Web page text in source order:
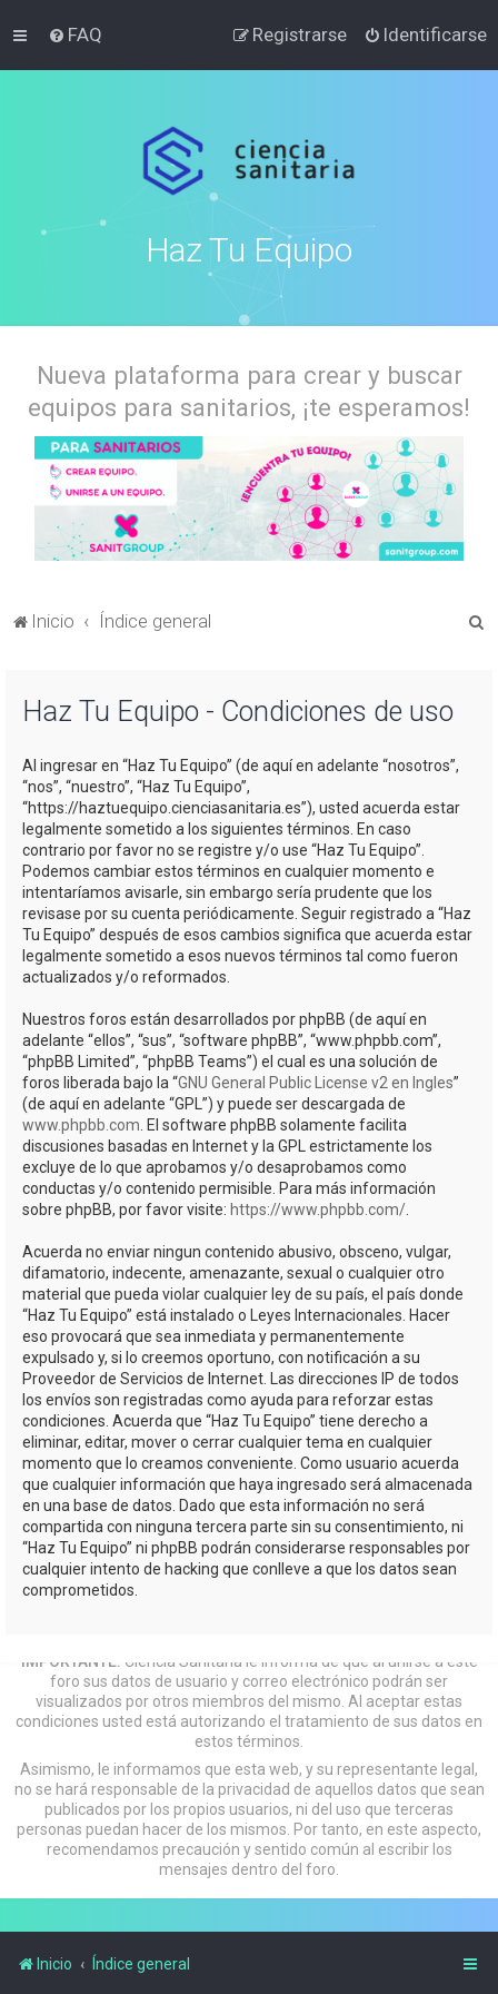
FAQ Identificarse
Registrarse
Haz Tu Equipo
Nueva plataforma para crear y buscar
equipos para sanitarios, ¡te esperamos!
Inicio Índice general
Haz Tu Equipo - Condiciones de uso
Al ingresar en “Haz Tu Equipo” (de aquí en adelante “nosotros”,
“nos”, “nuestro”, “Haz Tu Equipo”,
“https://haztuequipo.cienciasanitaria.es”), usted acuerda estar
legalmente sometido a los siguientes términos. En caso
contrario por favor no se registre y/o use “Haz Tu Equipo”.
Podemos cambiar estos términos en cualquier momento e
intentaríamos avisarle, sin embargo sería prudente que los
revisase por su cuenta periódicamente. Seguir registrado a “Haz
Tu Equipo” después de esos cambios significa que acuerda estar
legalmente sometido a esos nuevos términos tal como fueron
actualizados y/o reformados.
Nuestros foros están desarrollados por phpBB (de aquí en
adelante “ellos”, “sus”, “software phpBB”, “www.phpbb.com”,
“phpBB Limited”, “phpBB Teams”) el cual es una solución de
foros liberada bajo la “GNU General Public License v2 en Ingles”
(de aquí en adelante “GPL”) y puede ser descargada de
www.phpbb.com . El software phpBB solamente facilita
discusiones basadas en Internet y la GPL estrictamente los
excluye de lo que aprobamos y/o desaprobamos como
conductas y/o contenido permisible. Para más información
sobre phpBB, por favor visite: https://www.phpbb.com/
Acuerda no enviar ningun contenido abusivo, obsceno, vulgar,
difamatorio, indecente, amenazante, sexual o cualquier otro
material que pueda violar cualquier ley de su país, el país donde
“Haz Tu Equipo” está instalado o Leyes Internacionales. Hacer
eso provocará que sea inmediata y permanentemente
expulsado y, si lo creemos oportuno, con notificación a su
Proveedor de Servicios de Internet. Las direcciones IP de todos
los envíos son registradas como ayuda para reforzar estas
condiciones. Acuerda que “Haz Tu Equipo” tiene derecho a
eliminar, editar, mover o cerrar cualquier tema en cualquier
momento que lo creamos conveniente. Como usuario acuerda
que cualquier información que haya ingresado será almacenada
en una base de datos. Dado que esta información no será
compartida con ninguna tercera parte sin su consentimiento, ni
“Haz Tu Equipo” ni phpBB podrán considerarse responsables por
cualquier intento de hacking que conlleve a que los datos sean
comprometidos.
IMPORTANTE: Ciencia Sanitaria le informa de que al unirse a este
foro sus datos de usuario y correo electrónico podrán ser
visualizados por otros miembros del mismo. Al aceptar estas
condiciones usted está autorizando el tratamiento de sus datos en
estos términos.
Asimismo, le informamos que esta web, y su representante legal,
no se hará responsable de la privacidad de aquellos datos que sean
publicados por los propios usuarios, ni del uso que terceras
personas puedan hacer de los mismos. Por tanto, en este aspecto,
recomendamos precaución y sentido común al escribir los
mensajes dentro del foro.
Inicio Índice general